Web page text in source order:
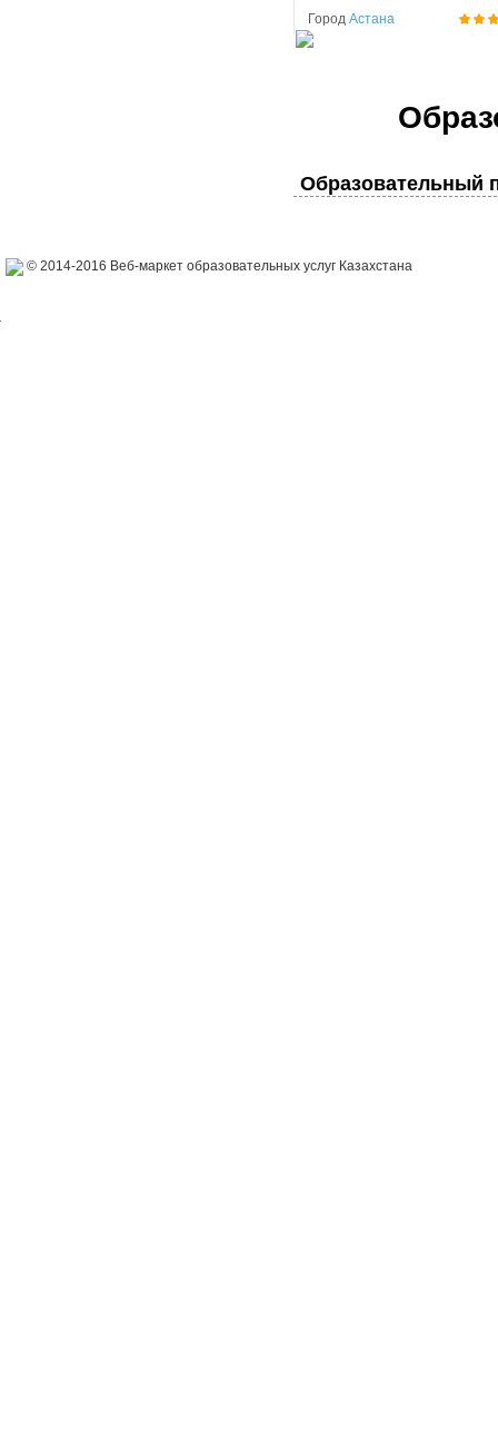
Город Астана
Образовательный
© 2014-2016 Веб-маркет образовательных услуг Казахстана